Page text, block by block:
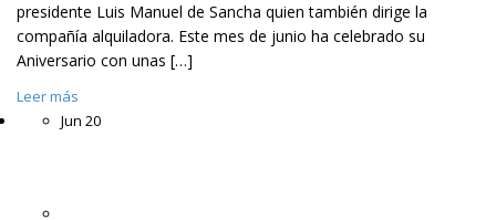
presidente Luis Manuel de Sancha quien también dirige la
compañía alquiladora. Este mes de junio ha celebrado su
Aniversario con unas […]
Leer más
Jun 20